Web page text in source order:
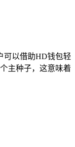
可以借助HD钱包轻
主种子，这意味着